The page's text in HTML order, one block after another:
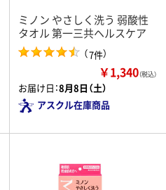
ミノン やさしく洗う 弱酸性
タオル 第一三共ヘルスケア
（7件）
￥1,340（税込）
お届け日：8月8日（土）
アスクル在庫商品